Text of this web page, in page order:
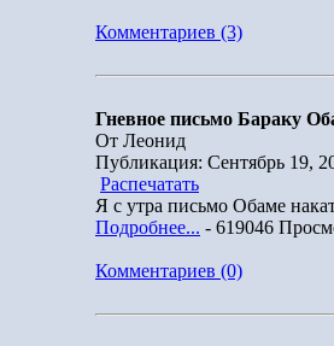
Комментариев (3)
Гневное письмо Бараку
От Леонид
Публикация: Сентябрь 19,
Распечатать
Я с утра письмо Обаме
Подробнее... - 619046
Комментариев (0)